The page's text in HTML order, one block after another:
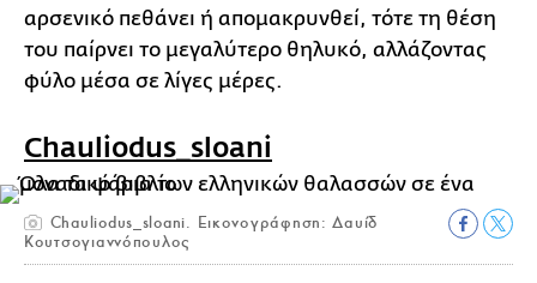
αρσενικό πεθάνει ή απομακρυνθεί, τότε τη θέση
του παίρνει το μεγαλύτερο θηλυκό, αλλάζοντας
φύλο μέσα σε λίγες μέρες.
Chauliodus_sloani
Chauliodus_sloani. Εικονογράφηση: Δαυίδ
Κουτσογιαννόπουλος